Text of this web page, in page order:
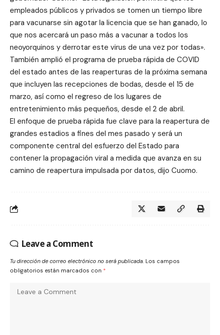
empleados públicos y privados se tomen un tiempo libre
para vacunarse sin agotar la licencia que se han ganado, lo
que nos acercará un paso más a vacunar a todos los
neoyorquinos y derrotar este virus de una vez por todas».
También amplió el programa de prueba rápida de COVID
del estado antes de las reaperturas de la próxima semana
que incluyen las recepciones de bodas, desde el 15 de
marzo, así como el regreso de los lugares de
entretenimiento más pequeños, desde el 2 de abril.
El enfoque de prueba rápida fue clave para la reapertura de
grandes estadios a fines del mes pasado y será un
componente central del esfuerzo del Estado para
contener la propagación viral a medida que avanza en su
camino de reapertura impulsada por datos, dijo Cuomo.
Leave a Comment
Tu dirección de correo electrónico no será publicada. Los campos
obligatorios están marcados con *